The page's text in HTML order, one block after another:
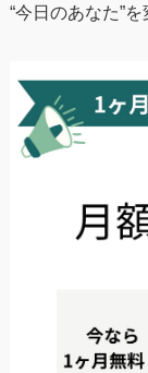
“今日のあなた”